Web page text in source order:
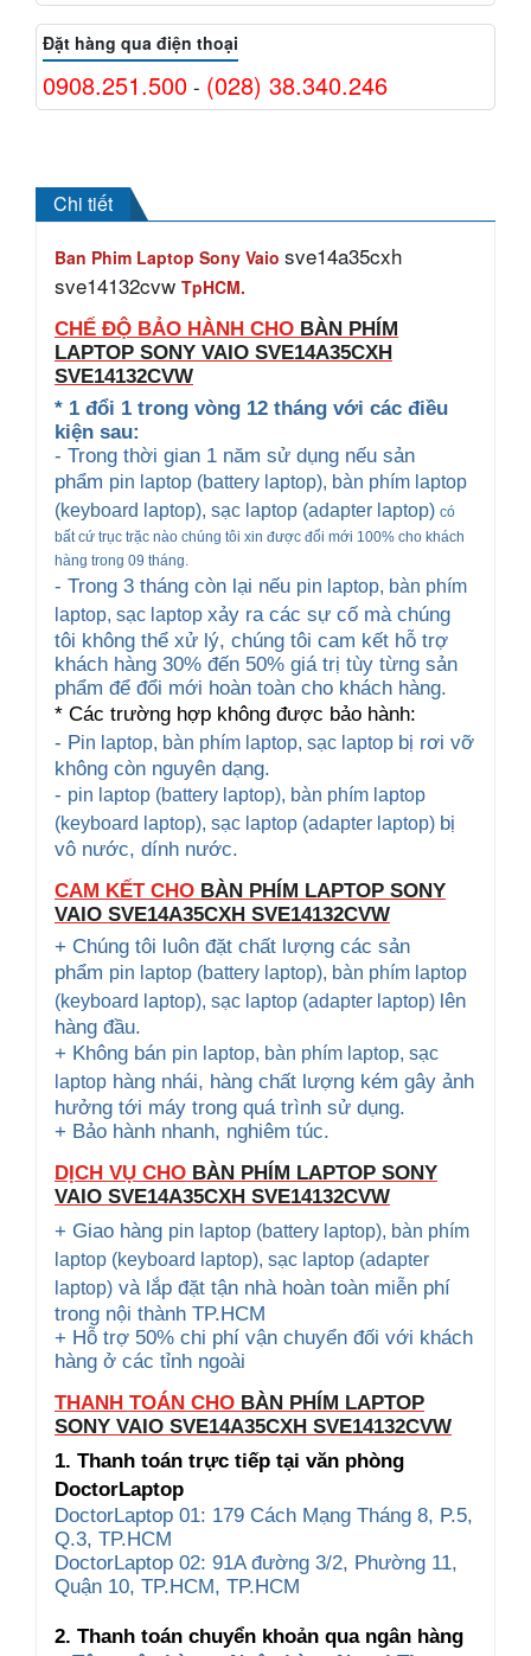
Đặt hàng qua điện thoại
0908.251.500 - (028) 38.340.246
Chi tiết
Ban Phim Laptop Sony Vaio sve14a35cxh
sve14132cvw TpHCM.
CHẾ ĐỘ BẢO HÀNH CHO BÀN PHÍM
LAPTOP SONY VAIO SVE14A35CXH
SVE14132CVW
* 1 đổi 1 trong vòng 12 tháng với các điều
kiện sau:
- Trong thời gian 1 năm sử dụng nếu sản
phẩm pin laptop (battery laptop), bàn phím laptop
(keyboard laptop), sạc laptop (adapter laptop) có
bất cứ trục trặc nào chúng tôi xin được đổi mới 100% cho khách
hàng trong 09 tháng.
- Trong 3 tháng còn lại nếu pin laptop, bàn phím
laptop, sạc laptop xảy ra các sự cố mà chúng
tôi không thể xử lý, chúng tôi cam kết hỗ trợ
khách hàng 30% đến 50% giá trị tùy từng sản
phẩm để đổi mới hoàn toàn cho khách hàng.
* Các trường hợp không được bảo hành:
- Pin laptop, bàn phím laptop, sạc laptop bị rơi vỡ
không còn nguyên dạng.
- pin laptop (battery laptop), bàn phím laptop
(keyboard laptop), sạc laptop (adapter laptop) bị
vô nước, dính nước.
CAM KẾT CHO BÀN PHÍM LAPTOP SONY
VAIO SVE14A35CXH SVE14132CVW
+ Chúng tôi luôn đặt chất lượng các sản
phẩm pin laptop (battery laptop), bàn phím laptop
(keyboard laptop), sạc laptop (adapter laptop) lên
hàng đầu.
+ Không bán pin laptop, bàn phím laptop, sạc
laptop hàng nhái, hàng chất lượng kém gây ảnh
hưởng tới máy trong quá trình sử dụng.
+ Bảo hành nhanh, nghiêm túc.
DỊCH VỤ CHO BÀN PHÍM LAPTOP SONY
VAIO SVE14A35CXH SVE14132CVW
+ Giao hàng pin laptop (battery laptop), bàn phím
laptop (keyboard laptop), sạc laptop (adapter
laptop) và lắp đặt tận nhà hoàn toàn miễn phí
trong nội thành TP.HCM
+ Hỗ trợ 50% chi phí vận chuyển đối với khách
hàng ở các tỉnh ngoài
THANH TOÁN CHO BÀN PHÍM LAPTOP
SONY VAIO SVE14A35CXH SVE14132CVW
1. Thanh toán trực tiếp tại văn phòng
DoctorLaptop
DoctorLaptop 01: 179 Cách Mạng Tháng 8, P.5,
Q.3, TP.HCM
DoctorLaptop 02: 91A đường 3/2, Phường 11,
Quận 10, TP.HCM, TP.HCM
2. Thanh toán chuyển khoản qua ngân hàng